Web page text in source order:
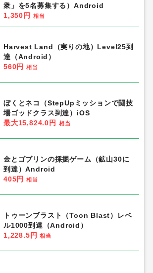
衆」を5名募集する）Android
1,350円
相当
Harvest Land（実りの地）Level25到
達（Android）
560円
相当
ぼくとネコ（StepUpミッションで闘技
場ゴッドクラス到達）iOS
最大15,824.0円
相当
金とゴブリンの採掘ゲーム（鉱山30に
到達）Android
405円
相当
トゥーンブラスト（Toon Blast）レベ
ル1000到達（Android）
1,228.5円
相当